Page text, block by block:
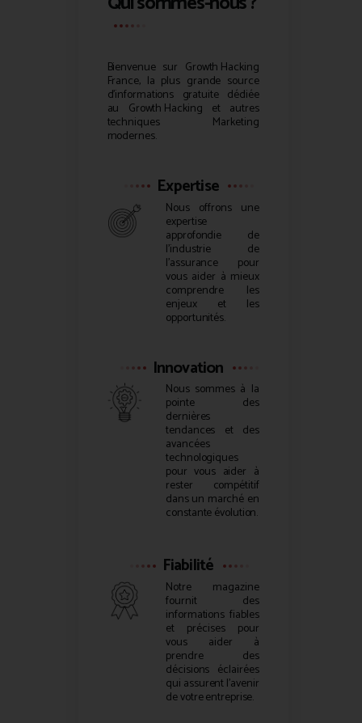
Bienvenue sur Growth Hacking
France, la plus grande source
d’informations gratuite dédiée
au Growth Hacking et autres
techniques Marketing
modernes.
Expertise
Nous offrons une
expertise
approfondie de
l’industrie de
l’assurance pour
vous aider à mieux
comprendre les
enjeux et les
opportunités.
Innovation
Nous sommes à la
pointe des
dernières
tendances et des
avancées
technologiques
pour vous aider à
rester compétitif
dans un marché en
constante évolution.
Fiabilité
Notre magazine
fournit des
informations fiables
et précises pour
vous aider à
prendre des
décisions éclairées
qui assurent l’avenir
de votre entreprise.